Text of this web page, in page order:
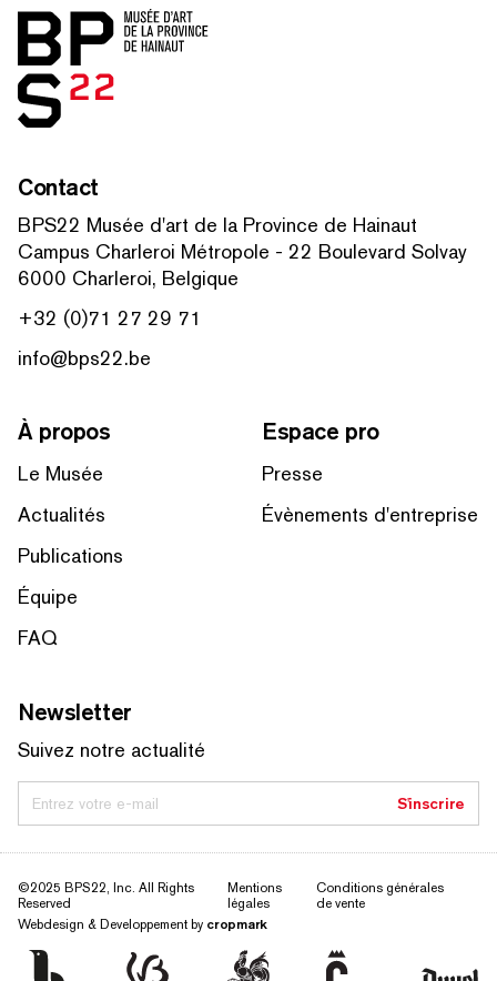
Accueil
Contact
BPS22 Musée d'art de la Province de Hainaut
Campus Charleroi Métropole - 22 Boulevard Solvay
6000 Charleroi, Belgique
+32 (0)71 27 29 71
info@bps22.be
À propos
Le Musée
Actualités
Publications
Équipe
FAQ
Espace pro
Presse
Évènements d'entreprise
Newsletter
Suivez notre actualité
Entrez votre e-mail S'inscrire
©2025 BPS22, Inc. All Rights
Reserved
Mentions
légales
Conditions générales
de vente
Webdesign & Developpement by cropmark